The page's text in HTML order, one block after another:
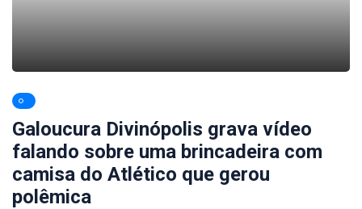
Galoucura Divinópolis grava vídeo
falando sobre uma brincadeira com
camisa do Atlético que gerou
polêmica